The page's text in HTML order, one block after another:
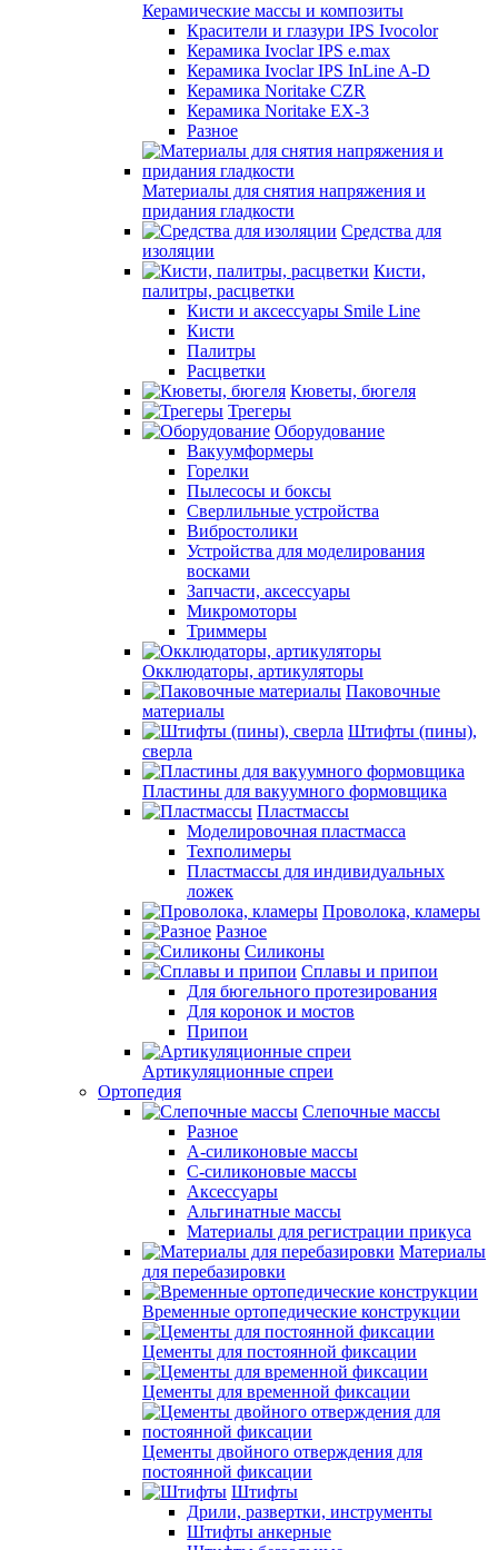
Керамические массы и композиты
Красители и глазури IPS Ivocolor
Керамика Ivoclar IPS e.max
Керамика Ivoclar IPS InLine A-D
Керамика Noritake CZR
Керамика Noritake EX-3
Разное
Материалы для снятия напряжения и
придания гладкости
Средства для
изоляции
Кисти,
палитры, расцветки
Кисти и аксессуары Smile Line
Кисти
Палитры
Расцветки
Кюветы, бюгеля
Трегеры
Оборудование
Вакуумформеры
Горелки
Пылесосы и боксы
Сверлильные устройства
Вибростолики
Устройства для моделирования
восками
Запчасти, аксессуары
Микромоторы
Триммеры
Окклюдаторы, артикуляторы
Паковочные
материалы
Штифты (пины),
сверла
Пластины для вакуумного формовщика
Пластмассы
Моделировочная пластмасса
Техполимеры
Пластмассы для индивидуальных
ложек
Проволока, кламеры
Разное
Силиконы
Сплавы и припои
Для бюгельного протезирования
Для коронок и мостов
Припои
Артикуляционные спреи
Ортопедия
Слепочные массы
Разное
А-силиконовые массы
С-силиконовые массы
Аксессуары
Альгинатные массы
Материалы для регистрации прикуса
Материалы
для перебазировки
Временные ортопедические конструкции
Цементы для постоянной фиксации
Цементы для временной фиксации
Цементы двойного отверждения для
постоянной фиксации
Штифты
Дрили, развертки, инструменты
Штифты анкерные